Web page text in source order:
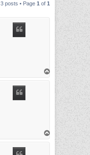
3 posts • Page 1 of 1